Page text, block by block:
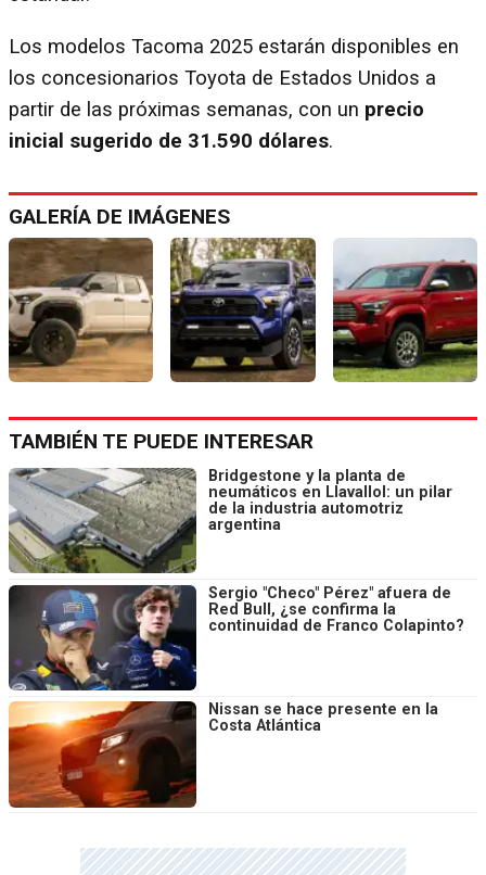
Los modelos Tacoma 2025 estarán disponibles en
los concesionarios Toyota de Estados Unidos a
partir de las próximas semanas, con un precio
inicial sugerido de 31.590 dólares.
GALERÍA DE IMÁGENES
TAMBIÉN TE PUEDE INTERESAR
Bridgestone y la planta de
neumáticos en Llavallol: un pilar
de la industria automotriz
argentina
Sergio "Checo" Pérez" afuera de
Red Bull, ¿se confirma la
continuidad de Franco Colapinto?
Nissan se hace presente en la
Costa Atlántica